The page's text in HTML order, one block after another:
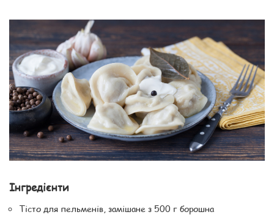
Інгредієнти
Тісто для пельменів, замішане з 500 г борошна